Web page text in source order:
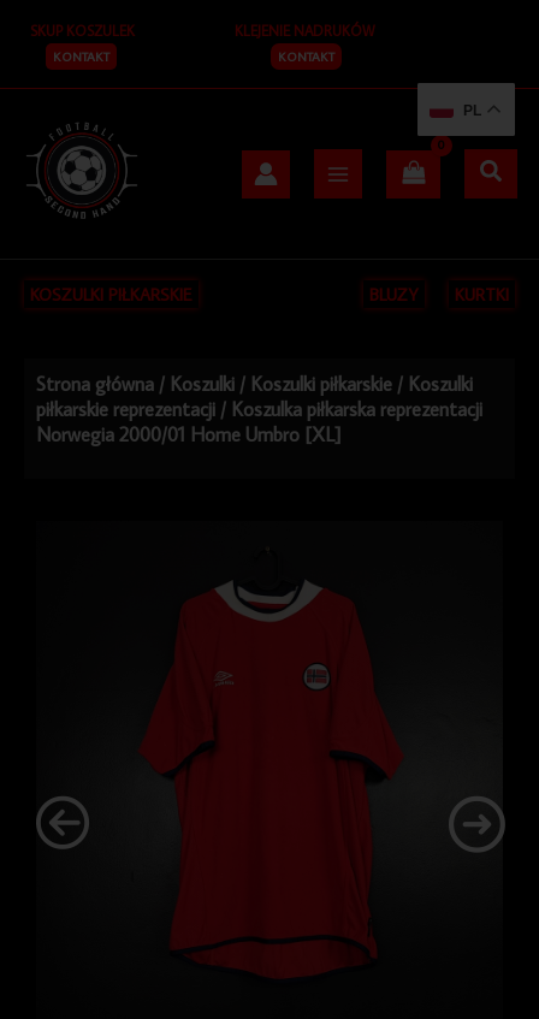
treści
SKUP KOSZULEK
KONTAKT
KLEJENIE NADRUKÓW
KONTAKT
KOSZULKI PIŁKARSKIE BLUZY KURTKI
Strona główna / Koszulki / Koszulki piłkarskie / Koszulki
piłkarskie reprezentacji / Koszulka piłkarska reprezentacji
Norwegia 2000/01 Home Umbro [XL]
PL